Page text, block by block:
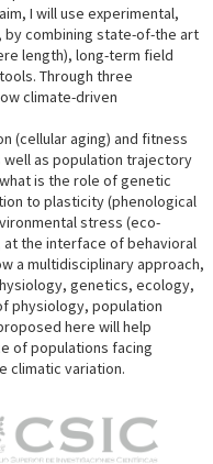
I will use experimental,
combining state-of-the art
length), long-term field
Through three
climate-driven
(cellular aging) and fitness
as population trajectory
is the role of genetic
to plasticity (phenological
stress (eco-
at the interface of behavioral
a multidisciplinary approach,
genetics, ecology,
physiology, population
here will help
of populations facing
climatic variation.